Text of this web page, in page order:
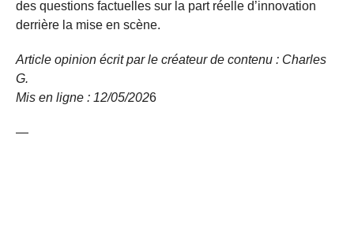
des questions factuelles sur la part réelle d’innovation
derrière la mise en scène.
Article opinion écrit par le créateur de contenu : Charles
G.
Mis en ligne : 12/05/2026
—